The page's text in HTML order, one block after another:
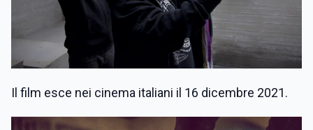
Il film esce nei cinema italiani il 16 dicembre 2021.